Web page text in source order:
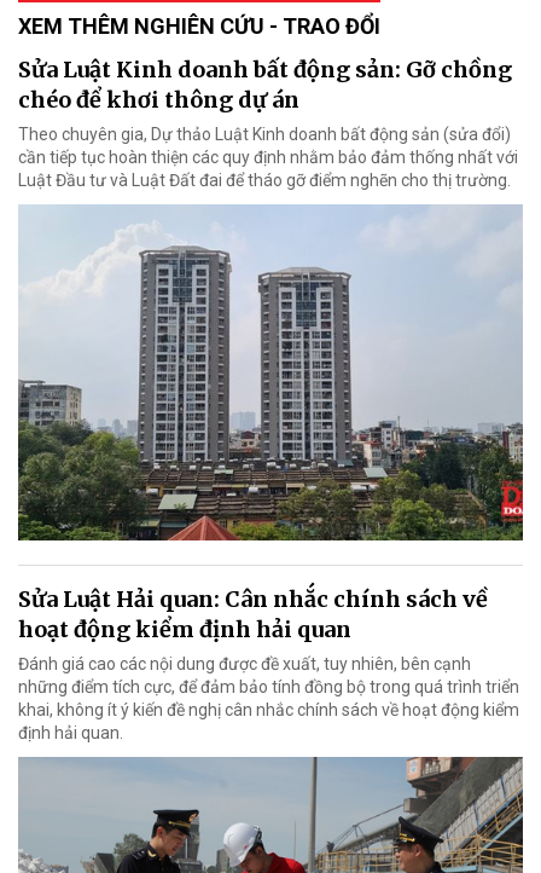
XEM THÊM NGHIÊN CỨU - TRAO ĐỔI
Sửa Luật Kinh doanh bất động sản: Gỡ chồng
chéo để khơi thông dự án
Theo chuyên gia, Dự thảo Luật Kinh doanh bất động sản (sửa đổi)
cần tiếp tục hoàn thiện các quy định nhằm bảo đảm thống nhất với
Luật Đầu tư và Luật Đất đai để tháo gỡ điểm nghẽn cho thị trường.
Sửa Luật Hải quan: Cân nhắc chính sách về
hoạt động kiểm định hải quan
Đánh giá cao các nội dung được đề xuất, tuy nhiên, bên cạnh
những điểm tích cực, để đảm bảo tính đồng bộ trong quá trình triển
khai, không ít ý kiến đề nghị cân nhắc chính sách về hoạt động kiểm
định hải quan.